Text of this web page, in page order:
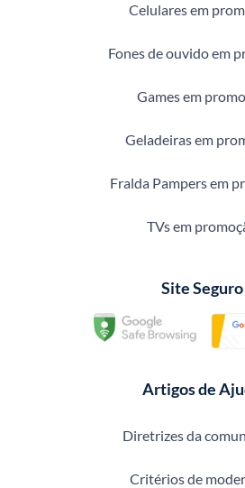
Celulares em
Fones de ouvido em
Games em
Geladeiras em
Fralda Pampers em
TVs em
Site Seguro
Artigos de
Diretrizes da
Critérios de